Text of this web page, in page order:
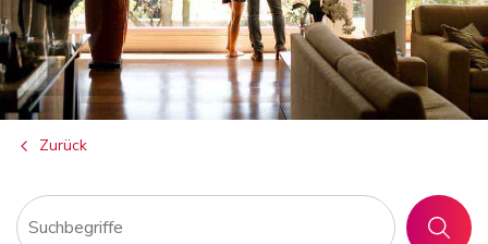
Zurück
SUCHEN